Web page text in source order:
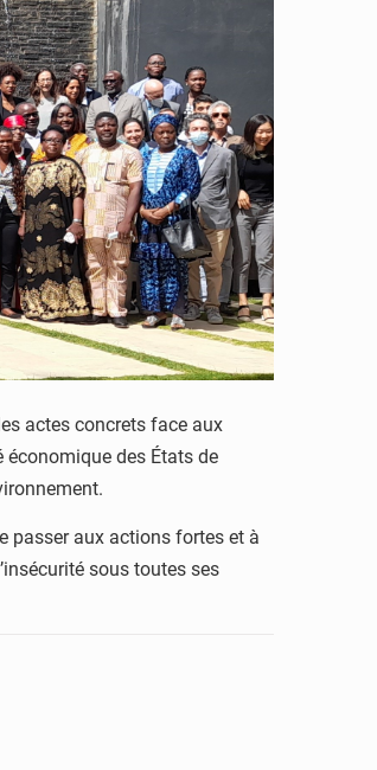
actes concrets face aux
économique des États de
passer aux actions fortes et à
sous toutes ses